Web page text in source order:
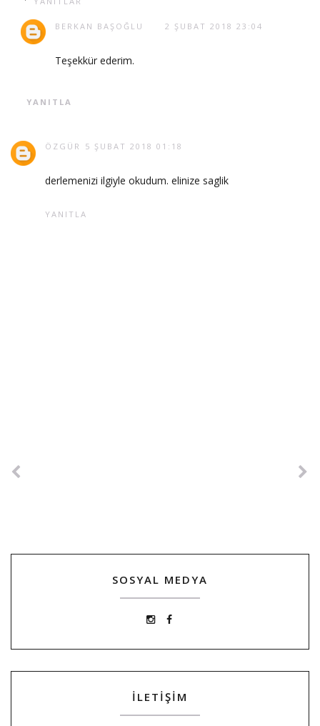
BERKAN BAŞOĞLU 2 ŞUBAT 2018 23:04
Teşekkür ederim.
YANITLA
ÖZGÜR 5 ŞUBAT 2018 01:18
derlemenizi ilgiyle okudum. elinize saglik
YANITLA
SOSYAL MEDYA
İLETİŞİM